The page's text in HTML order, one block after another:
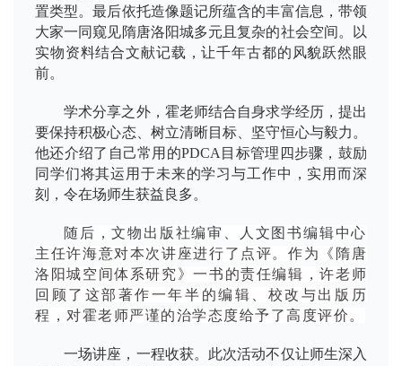
置类型。最后依托造像题记所蕴含的丰富信息，带领
大家一同窥见隋唐洛阳城多元且复杂的社会空间。以
实物资料结合文献记载，让千年古都的风貌跃然眼
前。
学术分享之外，霍老师结合自身求学经历，提出
要保持积极心态、树立清晰目标、坚守恒心与毅力。
他还介绍了自己常用的PDCA目标管理四步骤，鼓励
同学们将其运用于未来的学习与工作中，实用而深
刻，令在场师生获益良多。
随后，文物出版社编审、人文图书编辑中心
主任许海意对本次讲座进行了点评。作为《隋唐
洛阳城空间体系研究》一书的责任编辑，许老师
回顾了这部著作一年半的编辑、校改与出版历
程，对霍老师严谨的治学态度给予了高度评价。
一场讲座，一程收获。此次活动不仅让师生深入